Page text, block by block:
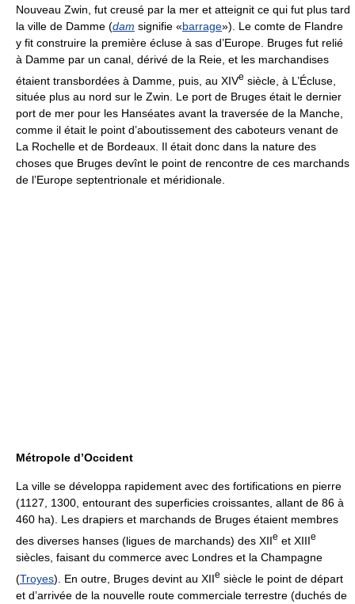
Nouveau Zwin, fut creusé par la mer et atteignit ce qui fut plus tard
la ville de Damme (dam signifie «barrage»). Le comte de Flandre
y fit construire la première écluse à sas d’Europe. Bruges fut relié
à Damme par un canal, dérivé de la Reie, et les marchandises
étaient transbordées à Damme, puis, au XIVe siècle, à L’Écluse,
située plus au nord sur le Zwin. Le port de Bruges était le dernier
port de mer pour les Hanséates avant la traversée de la Manche,
comme il était le point d’aboutissement des caboteurs venant de
La Rochelle et de Bordeaux. Il était donc dans la nature des
choses que Bruges devînt le point de rencontre de ces marchands
de l’Europe septentrionale et méridionale.
Métropole d’Occident
La ville se développa rapidement avec des fortifications en pierre
(1127, 1300, entourant des superficies croissantes, allant de 86 à
460 ha). Les drapiers et marchands de Bruges étaient membres
des diverses hanses (ligues de marchands) des XIIe et XIIIe
siècles, faisant du commerce avec Londres et la Champagne
(Troyes). En outre, Bruges devint au XIIe siècle le point de départ
et d’arrivée de la nouvelle route commerciale terrestre (duchés de